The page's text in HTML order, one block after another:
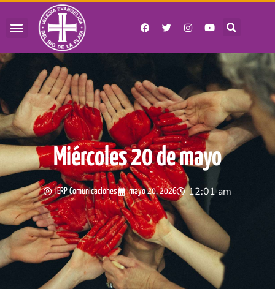
Miércoles 20 de mayo
IERP Comunicaciones mayo 20, 2026 12:01 am